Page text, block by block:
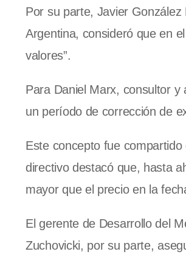
Por su parte, Javier
Argentina, consideró que en
valores”.
Para Daniel Marx, consultor
un período de corrección de
Este concepto fue
directivo destacó que, hasta
mayor que el precio en la
El gerente de Desarrollo del
Zuchovicki, por su parte,